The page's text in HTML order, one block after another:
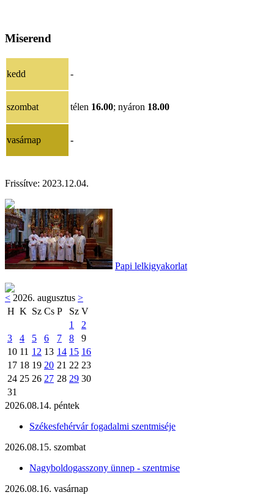
Miserend
kedd -
szombat télen 16.00; nyáron 18.00
vasárnap -
Frissítve: 2023.12.04.
Papi lelkigyakorlat
< 2026. augusztus >
H K Sz Cs P Sz V
1
2
3
4 5 6 7 8
9
10 11 12 13 14 15 16
17 18 19 20 21 22 23
24 25 26 27 28 29 30
31
2026.08.14. péntek
Székesfehérvár fogadalmi szentmiséje
2026.08.15. szombat
Nagyboldogasszony ünnep - szentmise
2026.08.16. vasárnap